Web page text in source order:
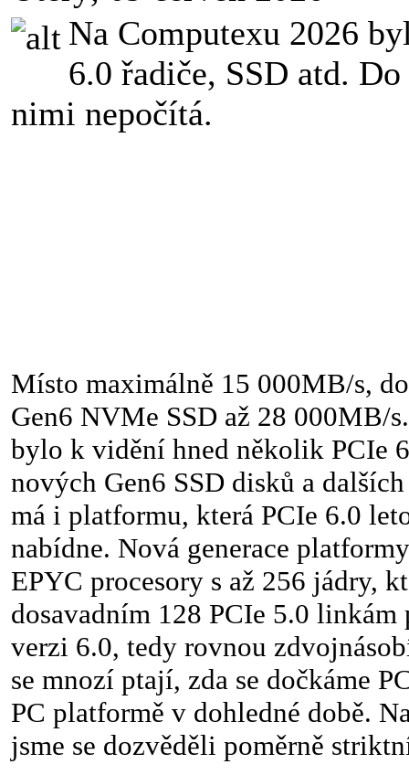
Na Computexu 2026
6.0 řadiče, SSD atd. Do
nimi nepočítá.
Místo maximálně 15 000MB/s,
Gen6 NVMe SSD až 28 000MB/
bylo k vidění hned několik PCIe
nových Gen6 SSD disků a
má i platformu, která PCIe 6.0
nabídne. Nová generace
EPYC procesory s až 256 jádry,
dosavadním 128 PCIe 5.0 linkám
verzi 6.0, tedy rovnou
se mnozí ptají, zda se dočkáme
PC platformě v dohledné době.
jsme se dozvěděli poměrně